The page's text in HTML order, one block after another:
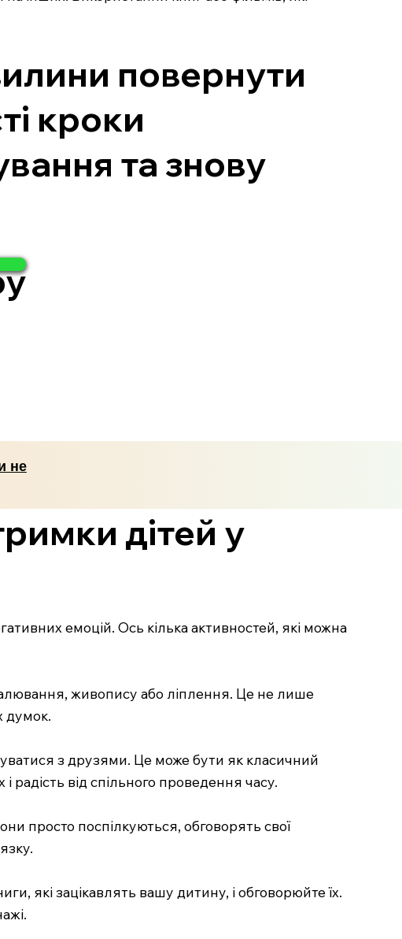
повернути
кроки
та знову
не
дітей у
емоцій. Ось кілька активностей, які можна
живопису або ліплення. Це не лише
думок.
з друзями. Це може бути як класичний
від спільного проведення часу.
просто поспілкуються, обговорять свої
які зацікавлять вашу дитину, і обговорюйте їх.